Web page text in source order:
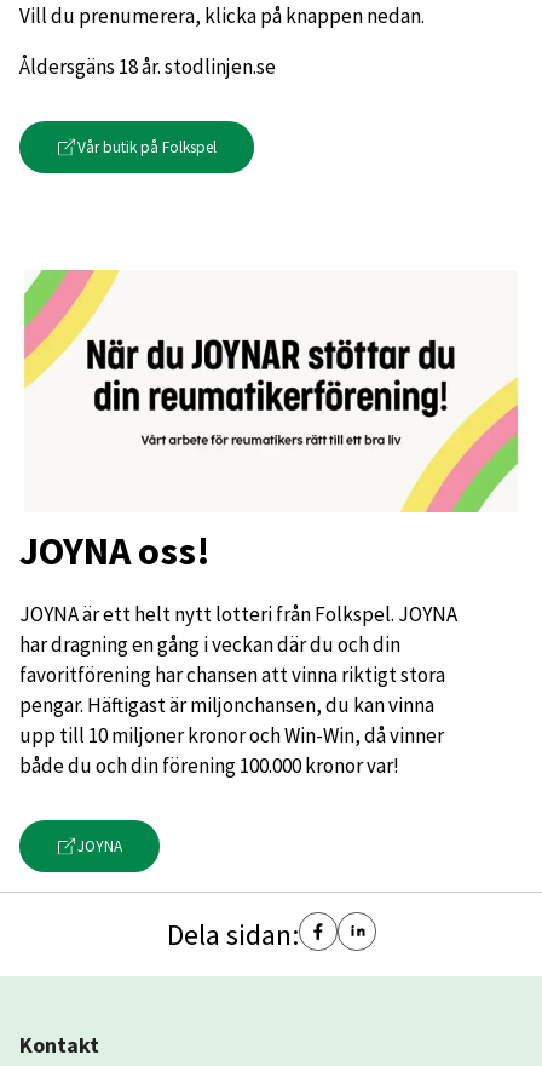
Vill du prenumerera, klicka på knappen nedan.
Åldersgäns 18 år. stodlinjen.se
Vår butik på Folkspel
JOYNA oss!
JOYNA är ett helt nytt lotteri från Folkspel. JOYNA
har dragning en gång i veckan där du och din
favoritförening har chansen att vinna riktigt stora
pengar. Häftigast är miljonchansen, du kan vinna
upp till 10 miljoner kronor och Win-Win, då vinner
både du och din förening 100.000 kronor var!
JOYNA
Dela sidan:
Kontakt